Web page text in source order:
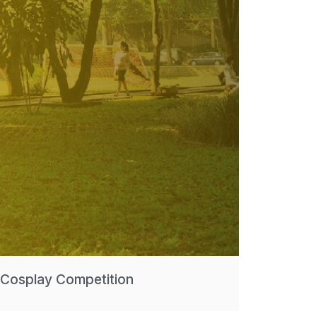
Cosplay Competition